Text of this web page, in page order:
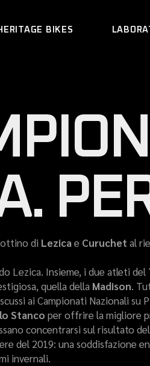
BIKES
REA
MUUR
di Lezicae Curuchet al
Lezica. Insieme, i due atleti del
quella della Madison.
ai Campionati Nazionali su
Stanco per offrire la migliore
concentrarsi sul risultato
del 2019: una soddisfazione
invernali.